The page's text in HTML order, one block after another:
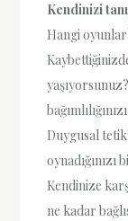
Kendinizi
Hangi
Duygusal
Kendinize
ne kadar